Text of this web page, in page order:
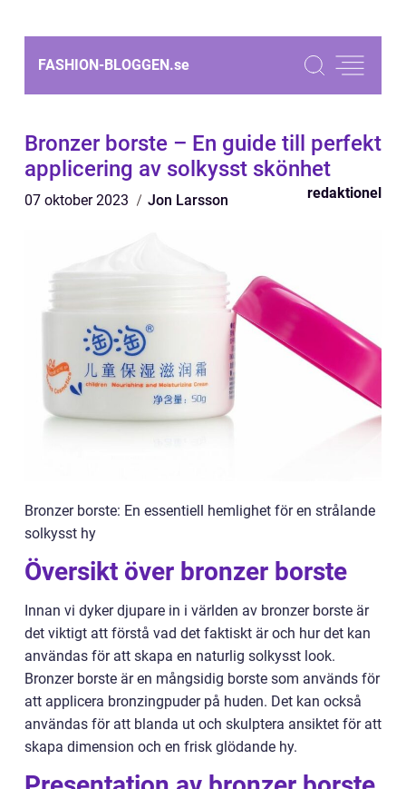
FASHION-BLOGGEN.se
Bronzer borste – En guide till perfekt
applicering av solkysst skönhet
07 oktober 2023 Jon Larsson redaktionel
Bronzer borste: En essentiell hemlighet för en strålande
solkysst hy
Översikt över bronzer borste
Innan vi dyker djupare in i världen av bronzer borste är
det viktigt att förstå vad det faktiskt är och hur det kan
användas för att skapa en naturlig solkysst look.
Bronzer borste är en mångsidig borste som används för
att applicera bronzingpuder på huden. Det kan också
användas för att blanda ut och skulptera ansiktet för att
skapa dimension och en frisk glödande hy.